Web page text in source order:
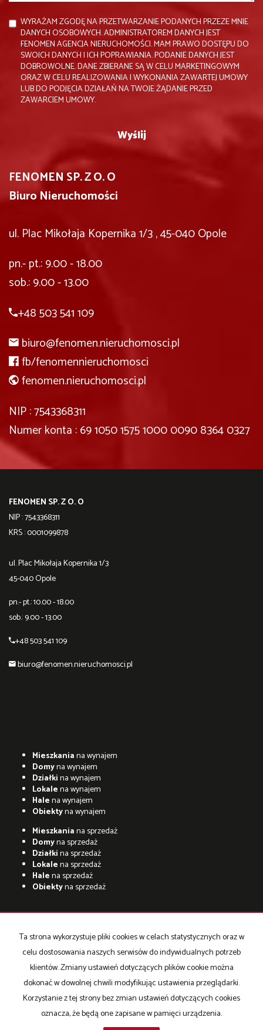
WYRAŻAM ZGODĘ NA PRZETWARZANIE PODANYCH PRZEZE MNIE
DANYCH OSOBOWYCH. ADMINISTRATOREM DANYCH JEST
FENOMEN AGENCJA NIERUCHOMOŚCI. MAM PRAWO DOSTĘPU DO
SWOICH DANYCH I ICH POPRAWIANIA. PODANIE DANYCH JEST
DOBROWOLNE. DANE ZBIERANE SĄ W CELU MARKETINGOWYM
ORAZ W CELU REALIZOWANIA I WYKONANIA ZAWARTEJ UMOWY
LUB DO PODJĘCIA DZIAŁAŃ NA TWOJE ŻĄDANIE PRZED
ZAWARCIEM UMOWY.
FENOMEN SP. Z O. O
Biuro Nieruchomości
ul. Plac Mikołaja Kopernika 1/3 , 45-040 Opole
pn.- pt.: 9.00 - 18.00
sob.: 9.00 - 13.00
+48 503 541 109
biuro@fenomen.nieruchomosci.pl
fb/fenomennieruchomosci
fenomen.nieruchomosci.pl
NIP : 7543368311
Numer konta : 69 1050 1575 1000 0090 8364 0327
FENOMEN SP. Z O. O
NIP : 7543368311
KRS : 0001099878
ul. Plac Mikołaja Kopernika 1/3
45-040 Opole
pn.- pt.: 10.00 - 18.00
sob.: 9.00 - 13.00
+48 503 541 109
biuro@fenomen.nieruchomosci.pl
Mieszkaniana wynajem
Domyna wynajem
Działkina wynajem
Lokalena wynajem
Halena wynajem
Obiektyna wynajem
Mieszkaniana sprzedaż
Domyna sprzedaż
Działkina sprzedaż
Lokalena sprzedaż
Halena sprzedaż
Obiektyna sprzedaż
adresowo.pl
Strona główna Strona główna O firmie Współpraca Oferta
Oferty Hiszpania Kontakt
Program dla biur nieruchomości
Ta strona wykorzystuje pliki cookies w celach statystycznych oraz w
celu dostosowania naszych serwisów do indywidualnych potrzeb
klientów. Zmiany ustawień dotyczących plików cookie można
dokonać w dowolnej chwili modyfikując ustawienia przeglądarki.
Korzystanie z tej strony bez zmian ustawień dotyczących cookies
oznacza, że będą one zapisane w pamięci urządzenia.